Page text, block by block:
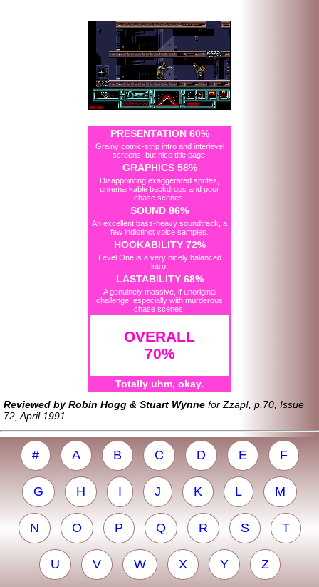
OVERALL
70%
Totally uhm, okay.
PRESENTATION 60%
Grainy comic-strip intro and interlevel
screens, but nice title page.
GRAPHICS 58%
Disappointing exaggerated sprites,
unremarkable backdrops and poor
chase scenes.
SOUND 86%
An excellent bass-heavy soundtrack, a
few indistinct voice samples.
HOOKABILITY 72%
Level One is a very nicely balanced
intro.
LASTABILITY 68%
A genuinely massive, if unoriginal
challenge, especially with murderous
chase scenes.
Reviewed by Robin Hogg & Stuart Wynne for Zzap!, p.70, Issue
72, April 1991
# A B C D E F
G H I J K L M
N O P Q R S T
U V W X Y Z